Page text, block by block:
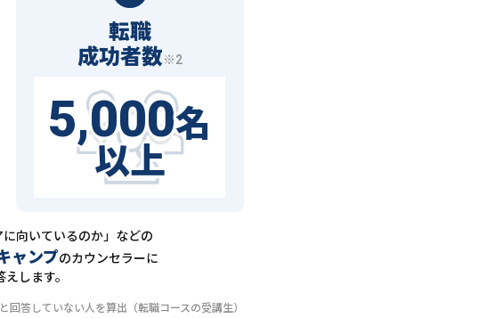
転職
成功者数※2
5,000名
以上
向いているのか」などの
ャンプのカウンセラーに
します。
答していない人を算出（転職コースの受講生）